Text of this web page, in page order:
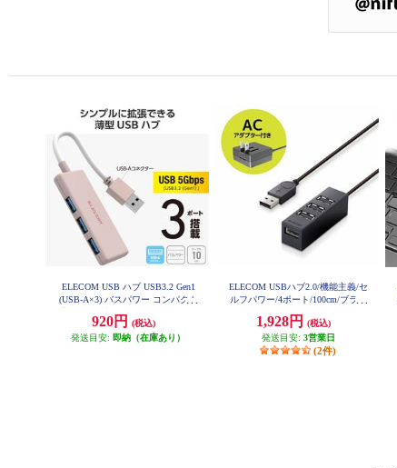
ELECOM USB ハブ USB3.2 Gen1
(USB-A×3) バスパワー コンパクト
H030PN
920円
(税込)
発送目安: 即納（在庫あり）
ELECOM USBハブ2.0/機能主義/セ
ルフパワー/4ポート/100cm/ブラッ
1,928円
(税込)
発送目安: 3営業日
(2件)